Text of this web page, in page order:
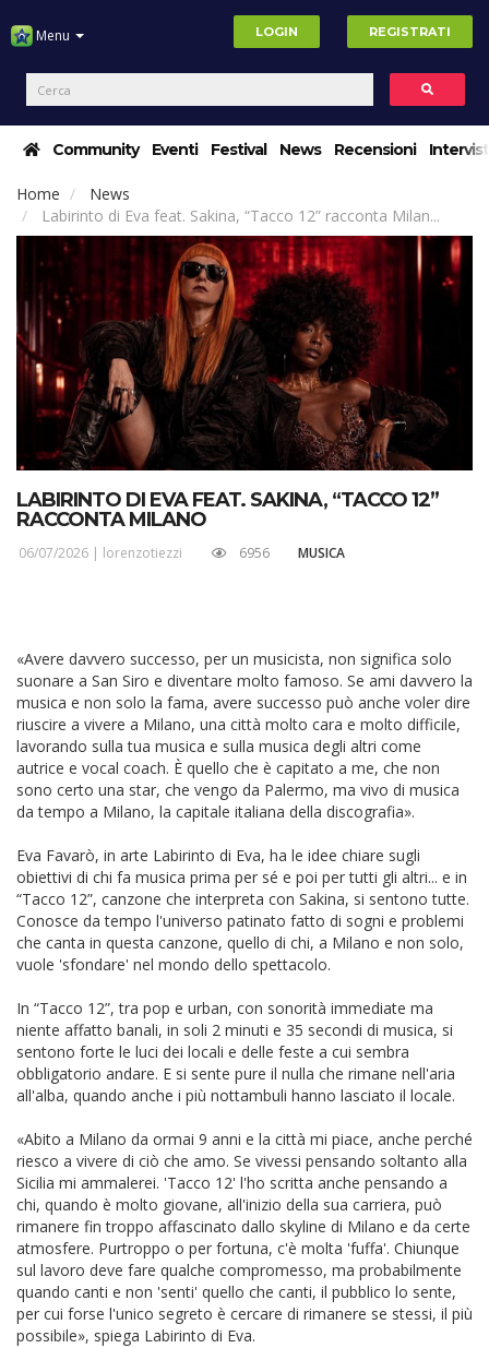
Menu LOGIN REGISTRATI
Community Eventi Festival News Recensioni
Home
News
Labirinto di Eva feat. Sakina, “Tacco 12” racconta Milan...
LABIRINTO DI EVA FEAT. SAKINA, “TACCO 12”
RACCONTA MILANO
06/07/2026 | lorenzotiezzi 6956 MUSICA
«Avere davvero successo, per un musicista, non significa solo
suonare a San Siro e diventare molto famoso. Se ami davvero la
musica e non solo la fama, avere successo può anche voler dire
riuscire a vivere a Milano, una città molto cara e molto difficile,
lavorando sulla tua musica e sulla musica degli altri come
autrice e vocal coach. È quello che è capitato a me, che non
sono certo una star, che vengo da Palermo, ma vivo di musica
da tempo a Milano, la capitale italiana della discografia».
Eva Favarò, in arte Labirinto di Eva, ha le idee chiare sugli
obiettivi di chi fa musica prima per sé e poi per tutti gli altri... e in
“Tacco 12”, canzone che interpreta con Sakina, si sentono tutte.
Conosce da tempo l'universo patinato fatto di sogni e problemi
che canta in questa canzone, quello di chi, a Milano e non solo,
vuole 'sfondare' nel mondo dello spettacolo.
In “Tacco 12”, tra pop e urban, con sonorità immediate ma
niente affatto banali, in soli 2 minuti e 35 secondi di musica, si
sentono forte le luci dei locali e delle feste a cui sembra
obbligatorio andare. E si sente pure il nulla che rimane nell'aria
all'alba, quando anche i più nottambuli hanno lasciato il locale.
«Abito a Milano da ormai 9 anni e la città mi piace, anche perché
riesco a vivere di ciò che amo. Se vivessi pensando soltanto alla
Sicilia mi ammalerei. 'Tacco 12' l'ho scritta anche pensando a
chi, quando è molto giovane, all'inizio della sua carriera, può
rimanere fin troppo affascinato dallo skyline di Milano e da certe
atmosfere. Purtroppo o per fortuna, c'è molta 'fuffa'. Chiunque
sul lavoro deve fare qualche compromesso, ma probabilmente
quando canti e non 'senti' quello che canti, il pubblico lo sente,
per cui forse l'unico segreto è cercare di rimanere se stessi, il più
possibile», spiega Labirinto di Eva.